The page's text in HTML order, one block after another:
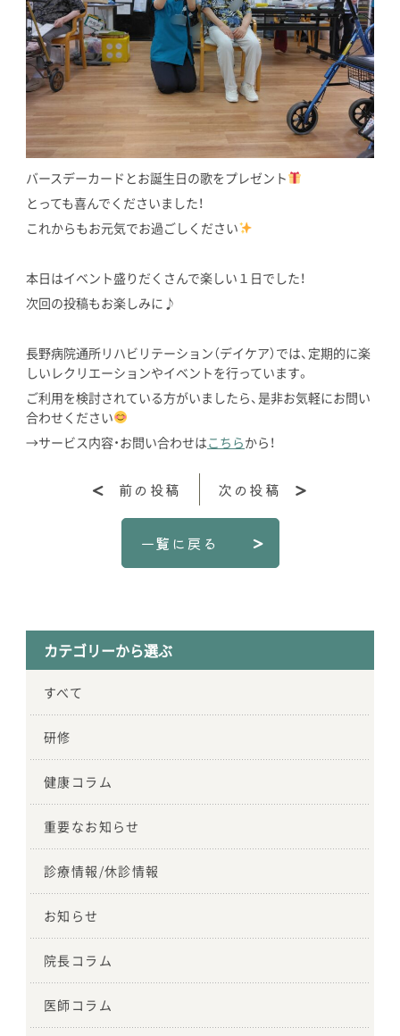
バースデーカードとお誕生日の歌をプレゼント
とっても喜んでくださいました！
これからもお元気でお過ごしください
本日はイベント盛りだくさんで楽しい１日でした！
次回の投稿もお楽しみに♪
長野病院通所リハビリテーション（デイケア）では、定期的に楽
しいレクリエーションやイベントを行っています。
ご利用を検討されている方がいましたら、是非お気軽にお問い
合わせください
→サービス内容・お問い合わせはこちらから！
一覧に戻る
前の投稿 次の投稿
カテゴリーから選ぶ
すべて
研修
健康コラム
重要なお知らせ
診療情報/休診情報
お知らせ
院長コラム
医師コラム